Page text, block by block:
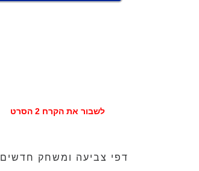
לשבור את הקרח 2 הסרט
דפי צביעה ומשחק חדשים